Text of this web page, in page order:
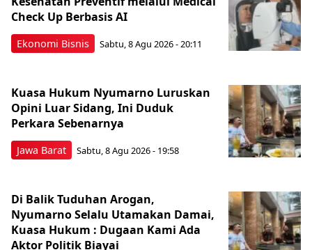
Ekonomi Bisnis
Check Up Berbasis AI
Sabtu, 8 Agu 2026 - 20:11
Jawa Barat
Kuasa Hukum Nyumarno Luruskan
Opini Luar Sidang, Ini Duduk
Perkara Sebenarnya ​
Sabtu, 8 Agu 2026 - 19:58
Di Balik Tuduhan Arogan,
Nyumarno Selalu Utamakan Damai,
Kuasa Hukum : Dugaan Kami Ada
Aktor Politik Biayai